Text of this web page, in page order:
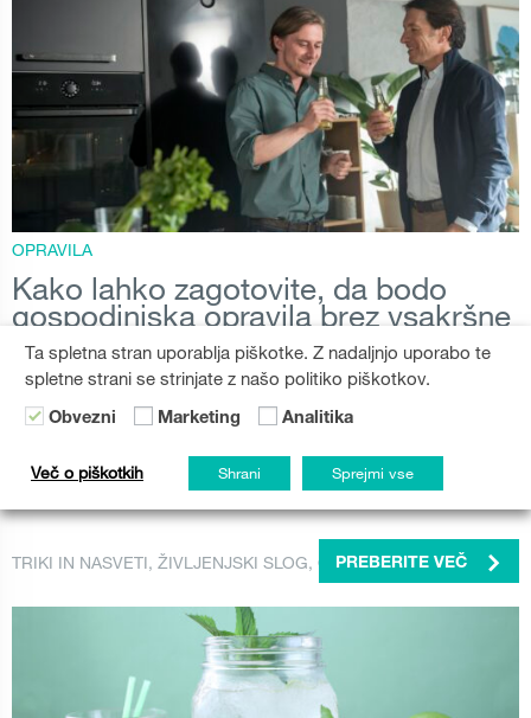
OPRAVILA
Kako lahko zagotovite, da bodo
gospodinjska opravila brez vsakršne
drame?
Včasih morda kar sami poskrbimo za malce drame v
svojem življenju. Kar pa zadeva gospodinjska opravila, si
Zbrali smo nekaj lastnosti, na katere morate biti pozorni pri
TRIKI IN NASVETI, ŽIVLJENJSKI SLOG, OPRAVILA
PREBERITE VEČ
Ta spletna stran uporablja piškotke. Z nadaljnjo uporabo te
spletne strani se strinjate z našo politiko piškotkov.
Obvezni Marketing Analitika
Več o piškotkih Shrani Sprejmi vse